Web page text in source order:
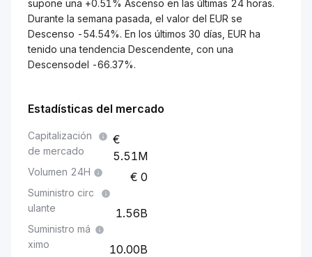
supone una +0.51% Ascenso en las últimas 24 horas.
Durante la semana pasada, el valor del EUR se
Descenso -54.54%. En los últimos 30 días, EUR ha
tenido una tendencia Descendente, con una
Descensodel -66.37%.
Estadísticas del mercado
Capitalización
de mercado
5.51M
Volumen 24H 0
Suministro circ
ulante
1.56B
Suministro má
ximo
10.00B